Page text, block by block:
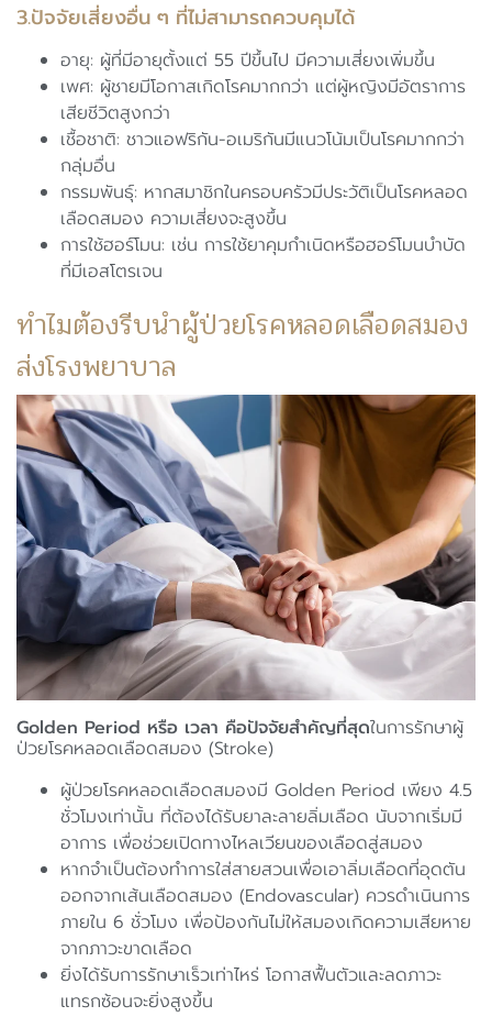
3.ปัจจัยเสี่ยงอื่น ๆ ที่ไม่สามารถควบคุมได้
อายุ: ผู้ที่มีอายุตั้งแต่ 55 ปีขึ้นไป มีความเสี่ยงเพิ่มขึ้น
เพศ: ผู้ชายมีโอกาสเกิดโรคมากกว่า แต่ผู้หญิงมีอัตราการ
เสียชีวิตสูงกว่า
เชื้อชาติ: ชาวแอฟริกัน-อเมริกันมีแนวโน้มเป็นโรคมากกว่า
กลุ่มอื่น
กรรมพันธุ์: หากสมาชิกในครอบครัวมีประวัติเป็นโรคหลอด
เลือดสมอง ความเสี่ยงจะสูงขึ้น
การใช้ฮอร์โมน: เช่น การใช้ยาคุมกำเนิดหรือฮอร์โมนบำบัด
ที่มีเอสโตรเจน
ทำไมต้องรีบนำผู้ป่วยโรคหลอดเลือดสมอง
ส่งโรงพยาบาล
Golden Period หรือ เวลา คือปัจจัยสำคัญที่สุดในการรักษาผู้
ป่วยโรคหลอดเลือดสมอง (Stroke)
ผู้ป่วยโรคหลอดเลือดสมองมี Golden Period เพียง 4.5
ชั่วโมงเท่านั้น ที่ต้องได้รับยาละลายลิ่มเลือด นับจากเริ่มมี
อาการ เพื่อช่วยเปิดทางไหลเวียนของเลือดสู่สมอง
หากจำเป็นต้องทำการใส่สายสวนเพื่อเอาลิ่มเลือดที่อุดตัน
ออกจากเส้นเลือดสมอง (Endovascular) ควรดำเนินการ
ภายใน 6 ชั่วโมง เพื่อป้องกันไม่ให้สมองเกิดความเสียหาย
จากภาวะขาดเลือด
ยิ่งได้รับการรักษาเร็วเท่าไหร่ โอกาสฟื้นตัวและลดภาวะ
แทรกซ้อนจะยิ่งสูงขึ้น